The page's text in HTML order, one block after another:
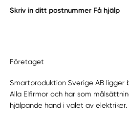
Skriv in ditt postnummer Få hjälp
Företaget
Smartproduktion Sverige AB ligger
Alla Elfirmor och har som
hjälpande hand i valet av elektriker.